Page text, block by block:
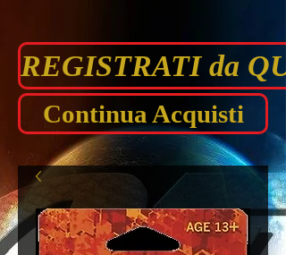
REGISTRATI da
Continua Acquisti